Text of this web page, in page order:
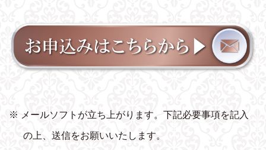
※ メールソフトが立ち上がります。下記必要事項を記入
の上、送信をお願いいたします。